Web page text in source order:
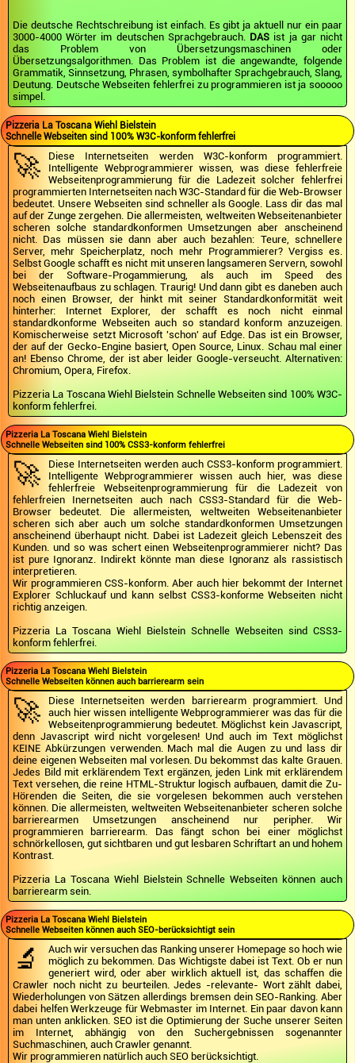
Die deutsche Rechtschreibung ist einfach. Es gibt ja aktuell nur ein paar
3000-4000 Wörter im deutschen Sprachgebrauch. DAS ist ja gar nicht
das Problem von Übersetzungsmaschinen oder
Übersetzungsalgorithmen. Das Problem ist die angewandte, folgende
Grammatik, Sinnsetzung, Phrasen, symbolhafter Sprachgebrauch, Slang,
Deutung. Deutsche Webseiten fehlerfrei zu programmieren ist ja sooooo
simpel.
Pizzeria La Toscana Wiehl Bielstein
Schnelle Webseiten sind 100% W3C-konform fehlerfrei
🚀
Diese Internetseiten werden W3C-konform programmiert.
Intelligente Webprogrammierer wissen, was diese fehlerfreie
Webseitenprogrammierung für die Ladezeit solcher fehlerfrei
programmierten Internetseiten nach W3C-Standard für die Web-Browser
bedeutet. Unsere Webseiten sind schneller als Google. Lass dir das mal
auf der Zunge zergehen. Die allermeisten, weltweiten Webseitenanbieter
scheren solche standardkonformen Umsetzungen aber anscheinend
nicht. Das müssen sie dann aber auch bezahlen: Teure, schnellere
Server, mehr Speicherplatz, noch mehr Programmierer? Vergiss es.
Selbst Google schafft es nicht mit unseren langsameren Servern, sowohl
bei der Software-Progammierung, als auch im Speed des
Webseitenaufbaus zu schlagen. Traurig! Und dann gibt es daneben auch
noch einen Browser, der hinkt mit seiner Standardkonformität weit
hinterher: Internet Explorer, der schafft es noch nicht einmal
standardkonforme Webseiten auch so standard konform anzuzeigen.
Komischerweise setzt Microsoft 'schon' auf Edge. Das ist ein Browser,
der auf der Gecko-Engine basiert, Open Source, Linux. Schau mal einer
an! Ebenso Chrome, der ist aber leider Google-verseucht. Alternativen:
Chromium, Opera, Firefox.
Pizzeria La Toscana Wiehl Bielstein Schnelle Webseiten sind 100% W3C-
konform fehlerfrei.
Pizzeria La Toscana Wiehl Bielstein
Schnelle Webseiten sind 100% CSS3-konform fehlerfrei
🚀
Diese Internetseiten werden auch CSS3-konform programmiert.
Intelligente Webprogrammierer wissen auch hier, was diese
fehlerfreie Webseitenprogrammierung für die Ladezeit von
fehlerfreien Inernetseiten auch nach CSS3-Standard für die Web-
Browser bedeutet. Die allermeisten, weltweiten Webseitenanbieter
scheren sich aber auch um solche standardkonformen Umsetzungen
anscheinend überhaupt nicht. Dabei ist Ladezeit gleich Lebenszeit des
Kunden. und so was schert einen Webseitenprogrammierer nicht? Das
ist pure Ignoranz. Indirekt könnte man diese Ignoranz als rassistisch
interpretieren.
Wir programmieren CSS-konform. Aber auch hier bekommt der Internet
Explorer Schluckauf und kann selbst CSS3-konforme Webseiten nicht
richtig anzeigen.
Pizzeria La Toscana Wiehl Bielstein Schnelle Webseiten sind CSS3-
konform fehlerfrei.
Pizzeria La Toscana Wiehl Bielstein
Schnelle Webseiten können auch barrierearm sein
🚀
Diese Internetseiten werden barrierearm programmiert. Und
auch hier wissen intelligente Webprogrammierer was das für die
Webseitenprogrammierung bedeutet. Möglichst kein Javascript,
denn Javascript wird nicht vorgelesen! Und auch im Text möglichst
KEINE Abkürzungen verwenden. Mach mal die Augen zu und lass dir
deine eigenen Webseiten mal vorlesen. Du bekommst das kalte Grauen.
Jedes Bild mit erklärendem Text ergänzen, jeden Link mit erklärendem
Text versehen, die reine HTML-Struktur logisch aufbauen, damit die Zu-
Hörenden die Seiten, die sie vorgelesen bekommen auch verstehen
können. Die allermeisten, weltweiten Webseitenanbieter scheren solche
barrierearmen Umsetzungen anscheinend nur peripher. Wir
programmieren barrierearm. Das fängt schon bei einer möglichst
schnörkellosen, gut sichtbaren und gut lesbaren Schriftart an und hohem
Kontrast.
Pizzeria La Toscana Wiehl Bielstein Schnelle Webseiten können auch
barrierearm sein.
Pizzeria La Toscana Wiehl Bielstein
Schnelle Webseiten können auch SEO-berücksichtigt sein
🔬
Auch wir versuchen das Ranking unserer Homepage so hoch wie
möglich zu bekommen. Das Wichtigste dabei ist Text. Ob er nun
generiert wird, oder aber wirklich aktuell ist, das schaffen die
Crawler noch nicht zu beurteilen. Jedes -relevante- Wort zählt dabei,
Wiederholungen von Sätzen allerdings bremsen dein SEO-Ranking. Aber
dabei helfen Werkzeuge für Webmaster im Internet. Ein paar davon kann
man unten anklicken. SEO ist die Optimierung der Suche unserer Seiten
im Internet, abhängig von den Suchergebnissen sogenannter
Suchmaschinen, auch Crawler genannt.
Wir programmieren natürlich auch SEO berücksichtigt.